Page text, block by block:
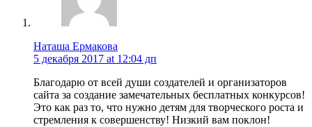
Наташа Ермакова
5 декабря 2017 at 12:04 дп
Благодарю от всей души создателей и организаторов
сайта за создание замечательных бесплатных конкурсов!
Это как раз то, что нужно детям для творческого роста и
стремления к совершенству! Низкий вам поклон!